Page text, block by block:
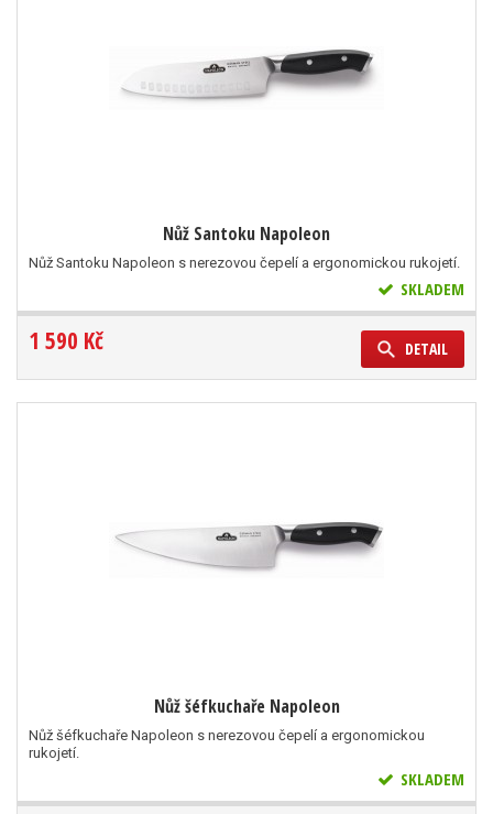
Nůž Santoku Napoleon
Nůž Santoku Napoleon s nerezovou čepelí a ergonomickou rukojetí.
SKLADEM
1 590 Kč DETAIL
Nůž šéfkuchaře Napoleon
Nůž šéfkuchaře Napoleon s nerezovou čepelí a ergonomickou
rukojetí.
SKLADEM